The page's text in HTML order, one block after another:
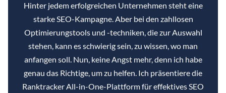
Hinter jedem erfolgreichen Unternehmen steht eine
starke SEO-Kampagne. Aber bei den zahllosen
Optimierungstools und -techniken, die zur Auswahl
stehen, kann es schwierig sein, zu wissen, wo man
anfangen soll. Nun, keine Angst mehr, denn ich habe
genau das Richtige, um zu helfen. Ich präsentiere die
Ranktracker All-in-One-Plattform für effektives SEO